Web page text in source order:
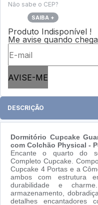
Não sabe o CEP?
SAIBA +
Produto Indisponível !
Me avise quando
AVISE-ME
DESCRIÇÃO
Dormitório Cupcake
com Colchão Physical -
Encante o quarto do
Completo Cupcake.
Cupcake 4 Portas e a
ambos com estrutura
durabilidade e
armazenamento,
detalhes encantadores